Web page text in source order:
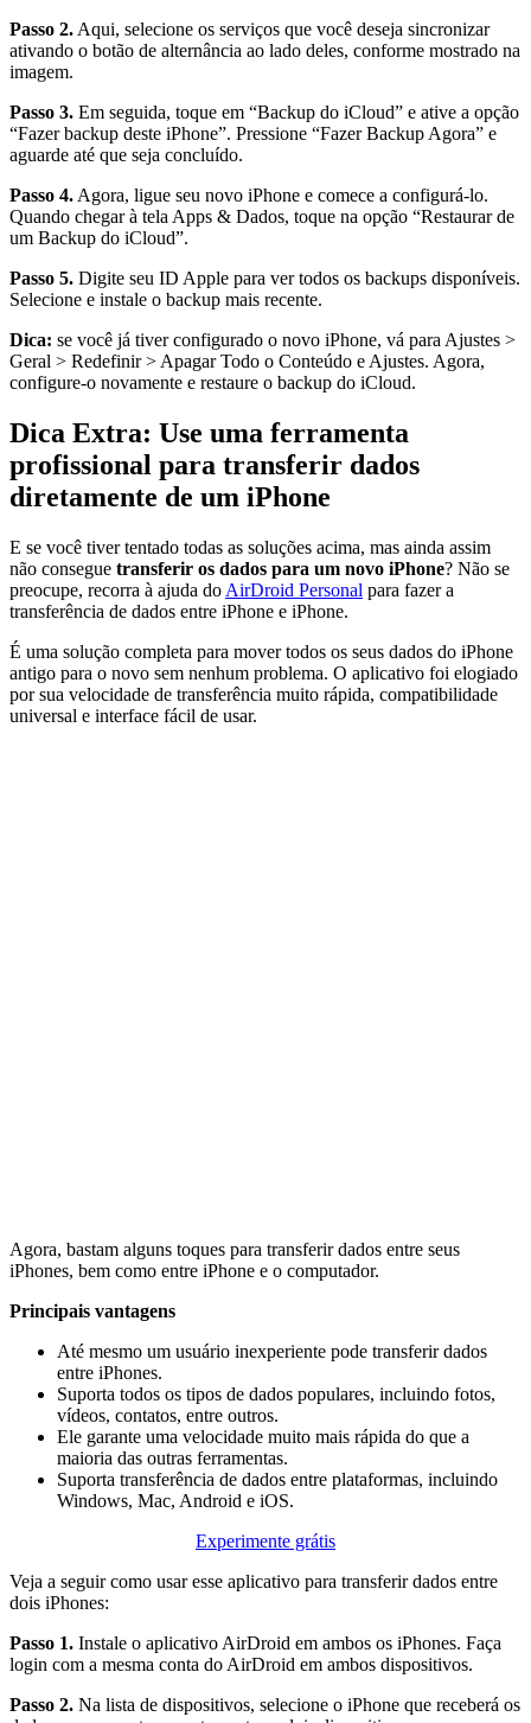
Passo 2. Aqui, selecione os serviços que você deseja sincronizar
ativando o botão de alternância ao lado deles, conforme mostrado na
imagem.
Passo 3. Em seguida, toque em “Backup do iCloud” e ative a opção
“Fazer backup deste iPhone”. Pressione “Fazer Backup Agora” e
aguarde até que seja concluído.
Passo 4. Agora, ligue seu novo iPhone e comece a configurá-lo.
Quando chegar à tela Apps & Dados, toque na opção “Restaurar de
um Backup do iCloud”.
Passo 5. Digite seu ID Apple para ver todos os backups disponíveis.
Selecione e instale o backup mais recente.
Dica: se você já tiver configurado o novo iPhone, vá para Ajustes >
Geral > Redefinir > Apagar Todo o Conteúdo e Ajustes. Agora,
configure-o novamente e restaure o backup do iCloud.
Dica Extra: Use uma ferramenta
profissional para transferir dados
diretamente de um iPhone
E se você tiver tentado todas as soluções acima, mas ainda assim
não consegue transferir os dados para um novo iPhone? Não se
preocupe, recorra à ajuda do AirDroid Personal para fazer a
transferência de dados entre iPhone e iPhone.
É uma solução completa para mover todos os seus dados do iPhone
antigo para o novo sem nenhum problema. O aplicativo foi elogiado
por sua velocidade de transferência muito rápida, compatibilidade
universal e interface fácil de usar.
Agora, bastam alguns toques para transferir dados entre seus
iPhones, bem como entre iPhone e o computador.
Principais vantagens
Até mesmo um usuário inexperiente pode transferir dados
entre iPhones.
Suporta todos os tipos de dados populares, incluindo fotos,
vídeos, contatos, entre outros.
Ele garante uma velocidade muito mais rápida do que a
maioria das outras ferramentas.
Suporta transferência de dados entre plataformas, incluindo
Windows, Mac, Android e iOS.
Experimente grátis
Veja a seguir como usar esse aplicativo para transferir dados entre
dois iPhones:
Passo 1. Instale o aplicativo AirDroid em ambos os iPhones. Faça
login com a mesma conta do AirDroid em ambos dispositivos.
Passo 2. Na lista de dispositivos, selecione o iPhone que receberá os